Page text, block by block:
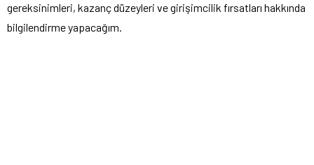
gereksinimleri, kazanç düzeyleri ve girişimcilik fırsatları hakkında
bilgilendirme yapacağım.